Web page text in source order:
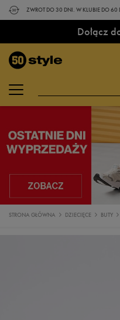
ZWROT DO 30 DNI. W KLUBIE DO 60
Dołącz
STRONA GŁÓWNA DZIECIĘCE BUTY